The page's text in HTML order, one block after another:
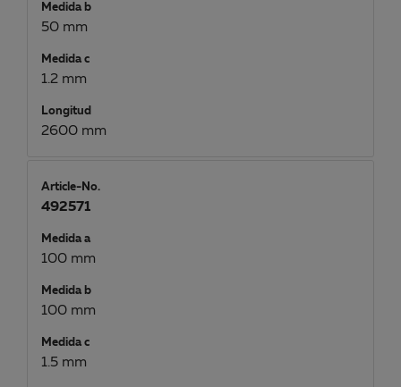
Medida b
50 mm
Medida c
1.2 mm
Longitud
2600 mm
Article-No.
492571
Medida a
100 mm
Medida b
100 mm
Medida c
1.5 mm